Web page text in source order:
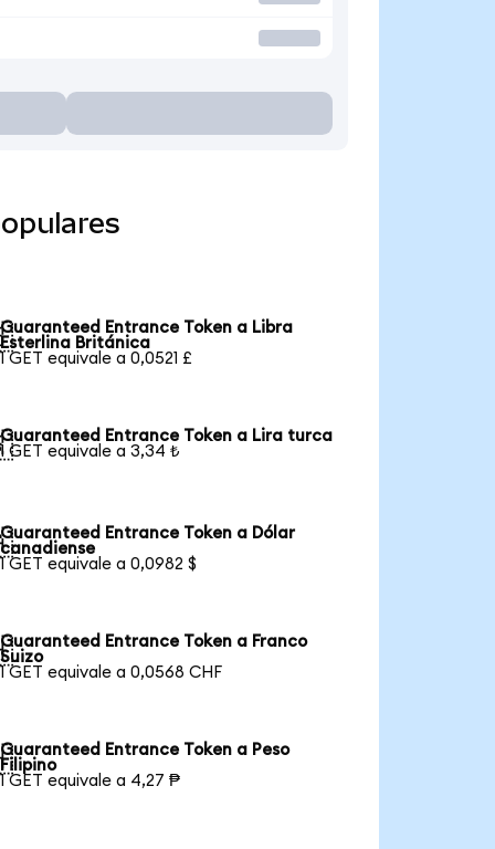
Guaranteed Entrance Token a Libra
Esterlina Británica
1 GET equivale a 0,0521 £
Guaranteed Entrance Token a Lira turca
1 GET equivale a 3,34 ₺
Guaranteed Entrance Token a Dólar
canadiense
1 GET equivale a 0,0982 $
Guaranteed Entrance Token a Franco
Suizo
1 GET equivale a 0,0568 CHF
Guaranteed Entrance Token a Peso
Filipino
1 GET equivale a 4,27 ₱